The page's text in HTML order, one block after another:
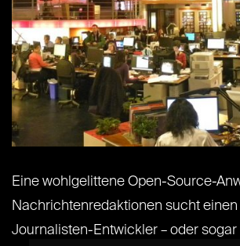
Eine wohlgelittene Open-Source-
Nachrichtenredaktionen sucht
Journalisten-Entwickler – oder sogar